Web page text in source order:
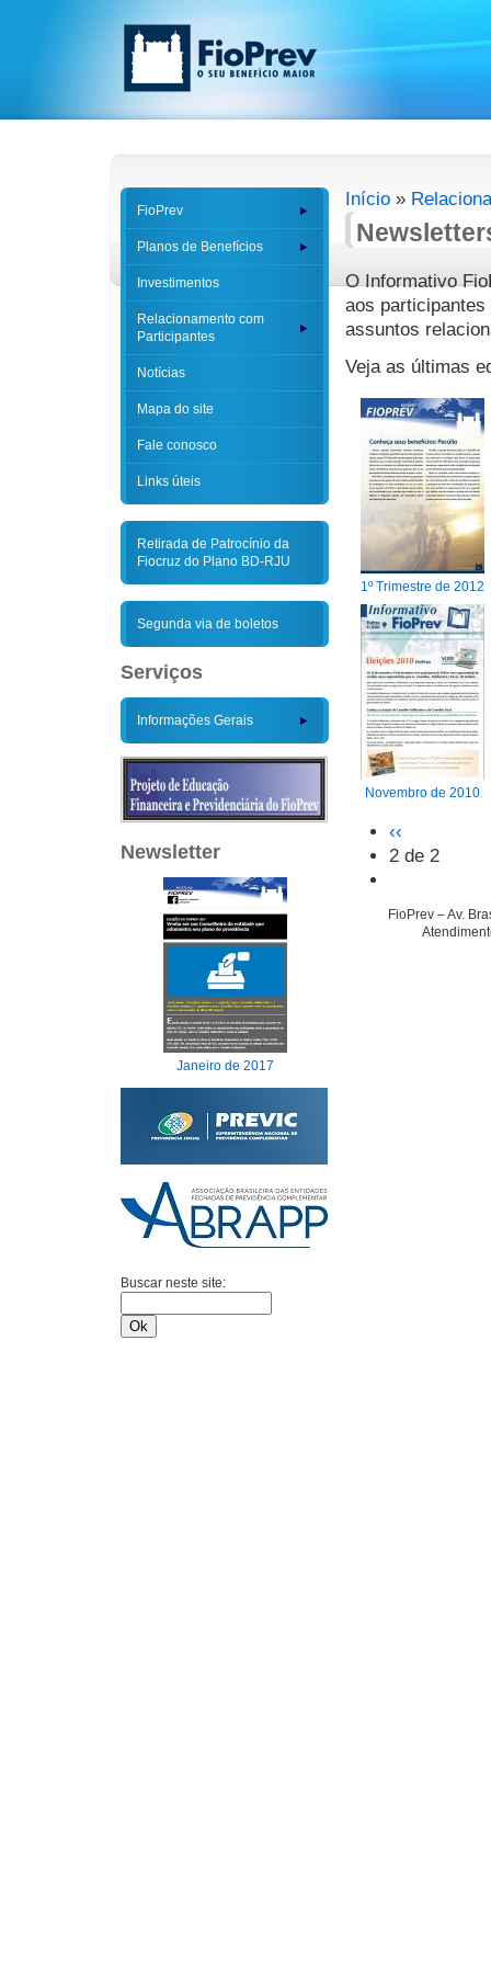
FioPrev
Planos de Benefícios
Investimentos
Relacionamento com
Participantes
Notícias
Mapa do site
Fale conosco
Links úteis
Retirada de Patrocínio da
Fiocruz do Plano BD-RJU
Segunda via de boletos
Serviços
Informações Gerais
Newsletter
Janeiro de 2017
Buscar neste site:
Início »
O Informativo
aos
assuntos
Veja as últimas
1º Trimestre de 2012
Novembro de 2010
‹‹
2 de 2
FioPrev – Av.